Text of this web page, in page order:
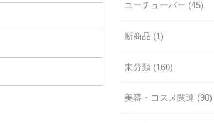
ユーチューバー (45)
新商品 (1)
未分類 (160)
美容・コスメ関連 (90)